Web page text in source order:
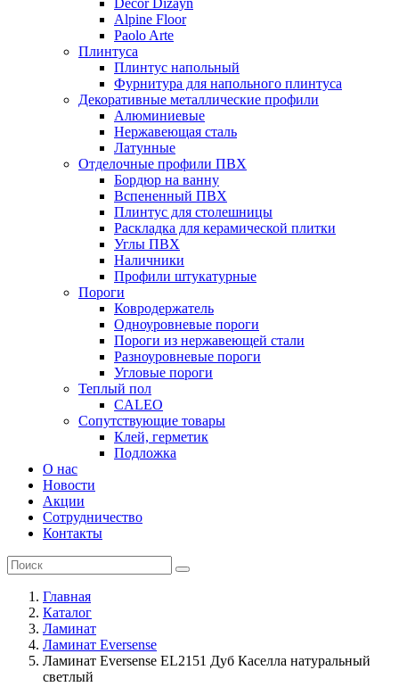
Decor Dizayn
Alpine Floor
Paolo Arte
Плинтуса
Плинтус напольный
Фурнитура для напольного плинтуса
Декоративные металлические профили
Алюминиевые
Нержавеющая сталь
Латунные
Отделочные профили ПВХ
Бордюр на ванну
Вспененный ПВХ
Плинтус для столешницы
Раскладка для керамической плитки
Углы ПВХ
Наличники
Профили штукатурные
Пороги
Ковродержатель
Одноуровневые пороги
Пороги из нержавеющей стали
Разноуровневые пороги
Угловые пороги
Теплый пол
CALEO
Сопутствующие товары
Клей, герметик
Подложка
О нас
Новости
Акции
Сотрудничество
Контакты
Главная
Каталог
Ламинат
Ламинат Eversense
Ламинат Eversense EL2151 Дуб Каселла натуральный
светлый